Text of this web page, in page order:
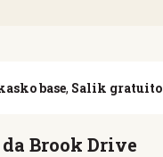
base, Salik gratuito
Brook Drive